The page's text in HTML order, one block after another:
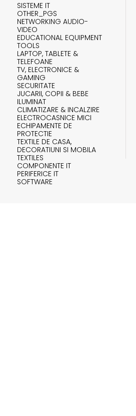
SISTEME IT
OTHER_PGS
NETWORKING AUDIO-
VIDEO
EDUCATIONAL EQUIPMENT
TOOLS
LAPTOP, TABLETE &
TELEFOANE
TV, ELECTRONICE &
GAMING
SECURITATE
JUCARII, COPII & BEBE
ILUMINAT
CLIMATIZARE & INCALZIRE
ELECTROCASNICE MICI
ECHIPAMENTE DE
PROTECTIE
TEXTILE DE CASA,
DECORATIUNI SI MOBILA
TEXTILES
COMPONENTE IT
PERIFERICE IT
SOFTWARE